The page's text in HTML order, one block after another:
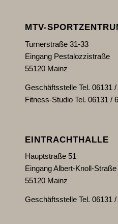
MTV-
Turnerstraße 31-33
Eingang Pestalozzistraße
55120 Mainz
Geschäftsstelle Tel. 06131
Fitness-Studio Tel. 06131 /
EINTRACHTHALLE
Hauptstraße 51
Eingang Albert-Knoll-Straße
55120 Mainz
Geschäftsstelle Tel. 06131